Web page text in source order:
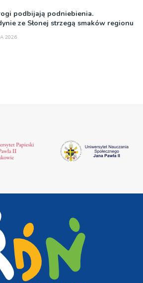
podbijają podniebienia.
ze Słonej strzegą smaków regionu
2026